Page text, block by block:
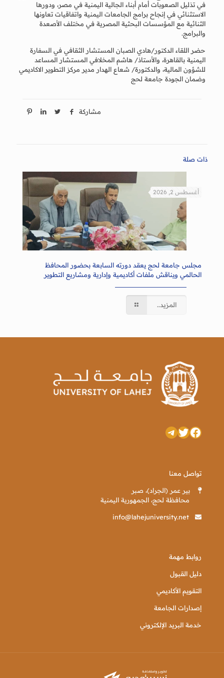
في تذليل الصعوبات أمام أبناء الجالية اليمنية في مصر، ودورها
الاستثنائي في إنجاح برامج الجامعات اليمنية واتفاقيات تعاونها
الثنائية مع المؤسسات البحثية المصرية في مختلف الأصعدة
والبرامج.
حضر اللقاء الدكتور/هادي الصبان المستشار الثقافي في السفارة
اليمنية بالقاهرة، والأستاذ/ هاشم المخلافي المستشار المساعد
للشؤون المالية، والدكتورة/ شعاع الهدار مدير مركز التطوير الاكاديمي
وضمان الجودة جامعة لحج
مشاركة
ذات صلة
أغسطس 2, 2026
مجلس جامعة لحج يعقد دورته السابعة بحضور المحافظ
الحالمي ويناقش ملفات أكاديمية وإدارية ومشاريع التطوير
المزيد..
فيسبوك
تويترتيليجرام
تواصل معنا
بير عمر (الجراد)، صبر
محافظة لحج، الجمهورية اليمنية
info@lahejuniversity.net
روابط مهمة
دليل القبول
التقويم الأكاديمي
إصدارات الجامعة
خدمة البريد الإلكتروني